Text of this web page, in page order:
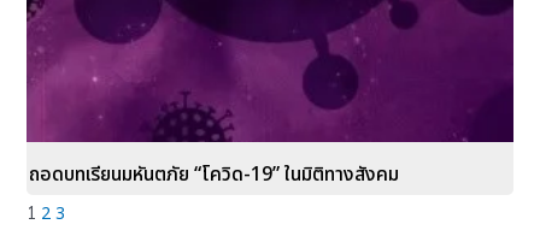
ถอดบทเรียนมหันตภัย “โควิด-19” ในมิติทางสังคม
1 23